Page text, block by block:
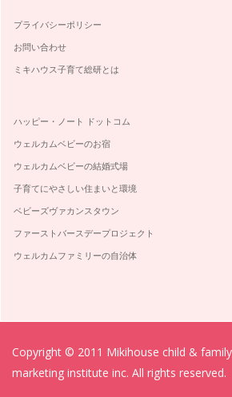
イヤイヤ期のコミュニケーションどうし
「魔の2歳児」なんて言葉があるように、
ら、とにかくなんでも「イヤ！」と言…
いの？」とお悩みの問題について、コ…
プライバシーポリシー
お問い合わせ
ミキハウス子育て総研とは
ハッピー・ノート ドットコム
ウェルカムベビーのお宿
ウェルカムベビーの結婚式場
子育てにやさしい住まいと環境
ベビーズヴァカンスタウン
ファーストバースデープロジェクト
ウェルカムファミリーの自治体
Copyright © 2011 Mikihouse child &
marketing institute inc. All rights reserved.